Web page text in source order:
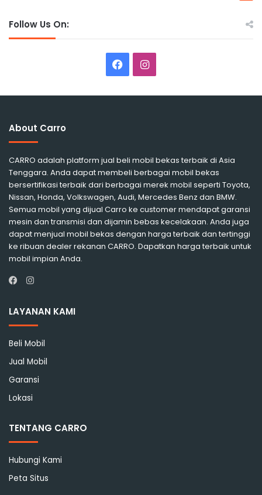
Follow Us On:
FacebookInstagram
About Carro
CARRO adalah platform jual beli mobil bekas terbaik di Asia
Tenggara. Anda dapat membeli berbagai mobil bekas
bersertifikasi terbaik dari berbagai merek mobil seperti Toyota,
Nissan, Honda, Volkswagen, Audi, Mercedes Benz dan BMW.
Semua mobil yang dijual Carro ke customer mendapat garansi
mesin dan transmisi dan dijamin bebas kecelakaan. Anda juga
dapat menjual mobil bekas dengan harga terbaik dan tertinggi
ke ribuan dealer rekanan CARRO. Dapatkan harga terbaik untuk
mobil impian Anda.
Instagram
LAYANAN KAMI
Beli Mobil
Jual Mobil
Garansi
Lokasi
TENTANG CARRO
Hubungi Kami
Peta Situs